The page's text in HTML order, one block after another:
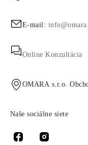
E-mail:
Online Konzultácia
OMARA s.r.o.
Naše sociálne siete